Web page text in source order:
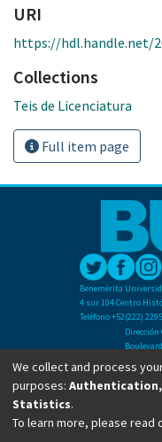
URI
https://hdl.handle.net/
Collections
Teis de Licenciatura
Full item page
Benemérita
4 sur 104 Centro
Teléfono +52(222)
Dirección
Ciudad
C.P. 72570
Teléfono
We collect and process
purposes:
Statistics.
To learn more, please read